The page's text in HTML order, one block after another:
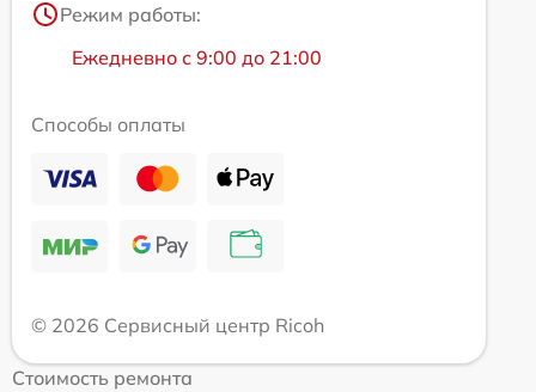
Режим работы:
Ежедневно с 9:00 до 21:00
Способы оплаты
© 2026 Сервисный центр Ricoh
Стоимость ремонта